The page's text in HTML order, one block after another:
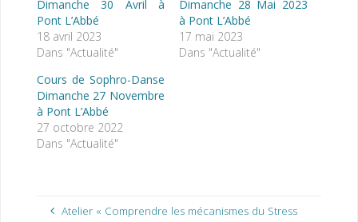
Dimanche 30 Avril à
Pont L’Abbé
18 avril 2023
Dans "Actualité"
Dimanche 28 Mai 2023
à Pont L’Abbé
17 mai 2023
Dans "Actualité"
Cours de Sophro-Danse
Dimanche 27 Novembre
à Pont L’Abbé
27 octobre 2022
Dans "Actualité"
Atelier « Comprendre les mécanismes du Stress